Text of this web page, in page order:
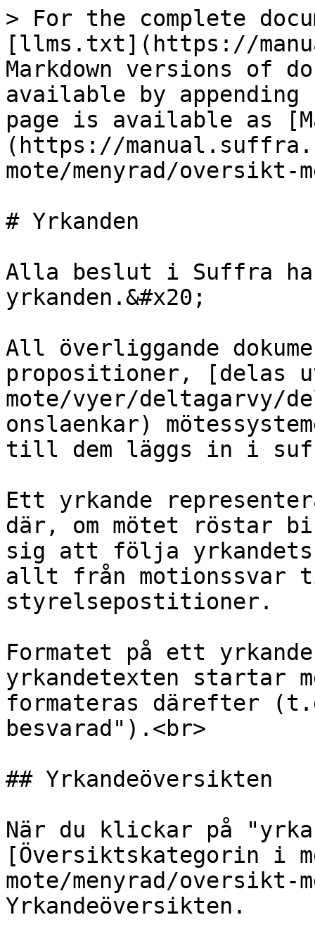
> For the complete
[llms.txt](https://
Markdown versions of
available by
page is available as
(https://
mote/menyrad/oversikt-
# Yrkanden
Alla beslut i Suffra
yrkanden.&#x20;
All överliggande
propositioner, [delas
mote/vyer/deltagarvy/
onslaenkar)
till dem läggs in i
Ett yrkande
där, om mötet röstar
sig att följa
allt från motionssvar
styrelsepostitioner.
Formatet på ett
yrkandetexten startar
formateras därefter
besvarad").<br>
## Yrkandeöversikten
När du klickar på
[Översiktskategorin i
mote/menyrad/oversikt-
Yrkandeöversikten.